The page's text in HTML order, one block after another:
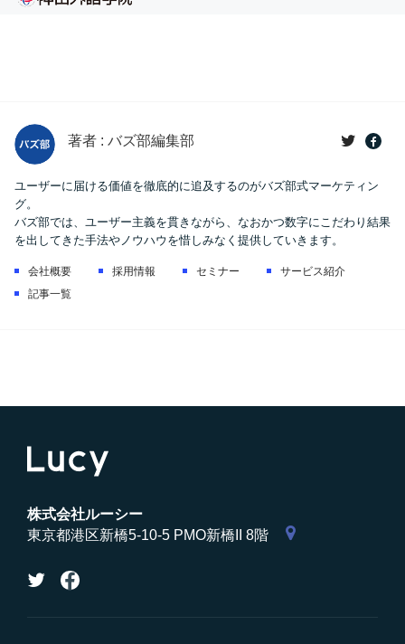
著者 : バズ部編集部
ユーザーに届ける価値を徹底的に追及するのがバズ部式マーケティン
グ。
バズ部では、ユーザー主義を貫きながら、なおかつ数字にこだわり結果
を出してきた手法やノウハウを惜しみなく提供していきます。
会社概要 採用情報 セミナー
サービス紹介
記事一覧
株式会社ルーシー
東京都港区新橋5-10-5 PMO新橋II 8階